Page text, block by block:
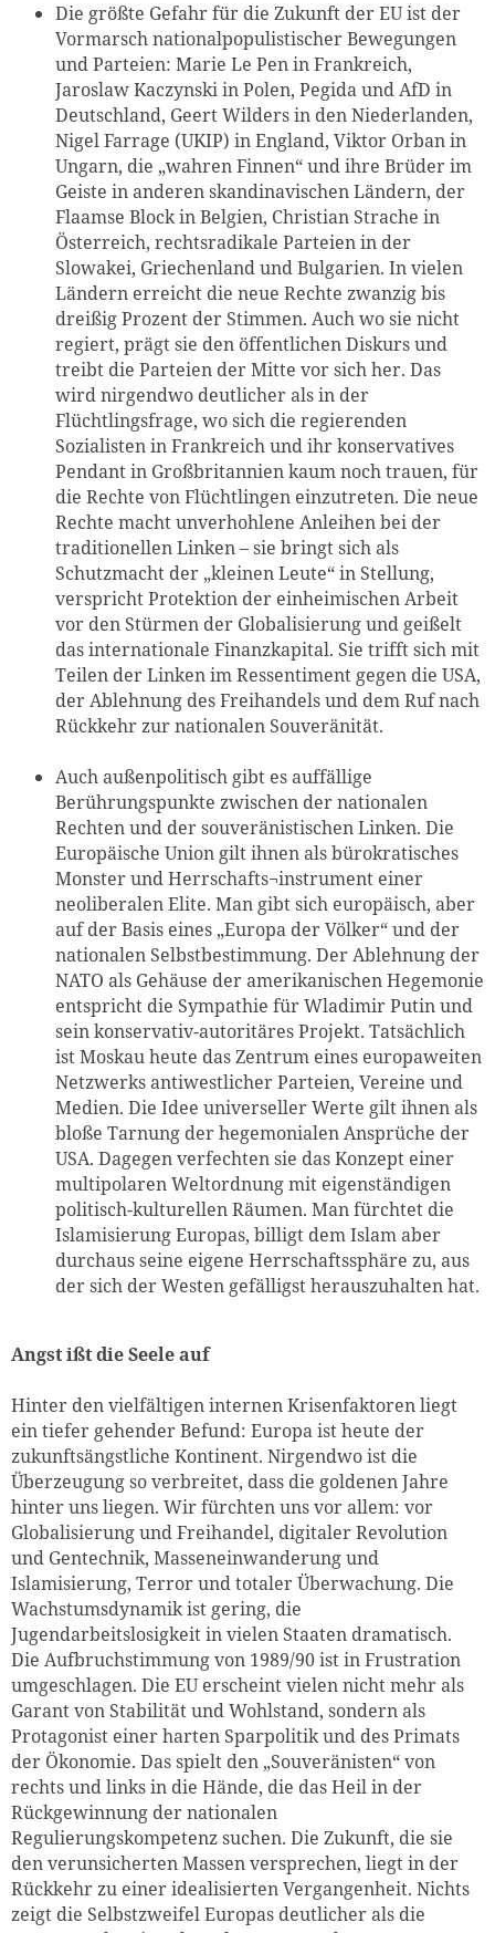
Die größte Gefahr für die Zukunft der EU ist der
Vormarsch nationalpopulistischer Bewegungen
und Parteien: Marie Le Pen in Frankreich,
Jaroslaw Kaczynski in Polen, Pegida und AfD in
Deutschland, Geert Wilders in den Niederlanden,
Nigel Farrage (UKIP) in England, Viktor Orban in
Ungarn, die „wahren Finnen“ und ihre Brüder im
Geiste in anderen skandinavischen Ländern, der
Flaamse Block in Belgien, Christian Strache in
Österreich, rechtsradikale Parteien in der
Slowakei, Griechenland und Bulgarien. In vielen
Ländern erreicht die neue Rechte zwanzig bis
dreißig Prozent der Stimmen. Auch wo sie nicht
regiert, prägt sie den öffentlichen Diskurs und
treibt die Parteien der Mitte vor sich her. Das
wird nirgendwo deutlicher als in der
Flüchtlingsfrage, wo sich die regierenden
Sozialisten in Frankreich und ihr konservatives
Pendant in Großbritannien kaum noch trauen, für
die Rechte von Flüchtlingen einzutreten. Die neue
Rechte macht unverhohlene Anleihen bei der
traditionellen Linken – sie bringt sich als
Schutzmacht der „kleinen Leute“ in Stellung,
verspricht Protektion der einheimischen Arbeit
vor den Stürmen der Globalisierung und geißelt
das internationale Finanzkapital. Sie trifft sich mit
Teilen der Linken im Ressentiment gegen die USA,
der Ablehnung des Freihandels und dem Ruf nach
Rückkehr zur nationalen Souveränität.
Auch außenpolitisch gibt es auffällige
Berührungspunkte zwischen der nationalen
Rechten und der souveränistischen Linken. Die
Europäische Union gilt ihnen als bürokratisches
Monster und Herrschafts¬instrument einer
neoliberalen Elite. Man gibt sich europäisch, aber
auf der Basis eines „Europa der Völker“ und der
nationalen Selbstbestimmung. Der Ablehnung der
NATO als Gehäuse der amerikanischen Hegemonie
entspricht die Sympathie für Wladimir Putin und
sein konservativ-autoritäres Projekt. Tatsächlich
ist Moskau heute das Zentrum eines europaweiten
Netzwerks antiwestlicher Parteien, Vereine und
Medien. Die Idee universeller Werte gilt ihnen als
bloße Tarnung der hegemonialen Ansprüche der
USA. Dagegen verfechten sie das Konzept einer
multipolaren Weltordnung mit eigenständigen
politisch-kulturellen Räumen. Man fürchtet die
Islamisierung Europas, billigt dem Islam aber
durchaus seine eigene Herrschaftssphäre zu, aus
der sich der Westen gefälligst herauszuhalten hat.
Angst ißt die Seele auf
Hinter den vielfältigen internen Krisenfaktoren liegt
ein tiefer gehender Befund: Europa ist heute der
zukunftsängstliche Kontinent. Nirgendwo ist die
Überzeugung so verbreitet, dass die goldenen Jahre
hinter uns liegen. Wir fürchten uns vor allem: vor
Globalisierung und Freihandel, digitaler Revolution
und Gentechnik, Masseneinwanderung und
Islamisierung, Terror und totaler Überwachung. Die
Wachstumsdynamik ist gering, die
Jugendarbeitslosigkeit in vielen Staaten dramatisch.
Die Aufbruchstimmung von 1989/90 ist in Frustration
umgeschlagen. Die EU erscheint vielen nicht mehr als
Garant von Stabilität und Wohlstand, sondern als
Protagonist einer harten Sparpolitik und des Primats
der Ökonomie. Das spielt den „Souveränisten“ von
rechts und links in die Hände, die das Heil in der
Rückgewinnung der nationalen
Regulierungskompetenz suchen. Die Zukunft, die sie
den verunsicherten Massen versprechen, liegt in der
Rückkehr zu einer idealisierten Vergangenheit. Nichts
zeigt die Selbstzweifel Europas deutlicher als die